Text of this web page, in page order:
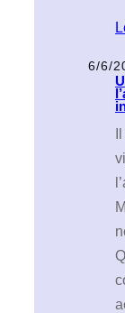
6/6/